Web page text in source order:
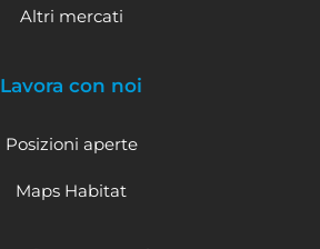
Altri mercati
Lavora con noi
Posizioni aperte
Maps Habitat